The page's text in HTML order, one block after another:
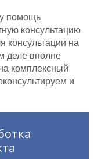
помощь
консультацию
консультации на
деле вполне
комплексный
и